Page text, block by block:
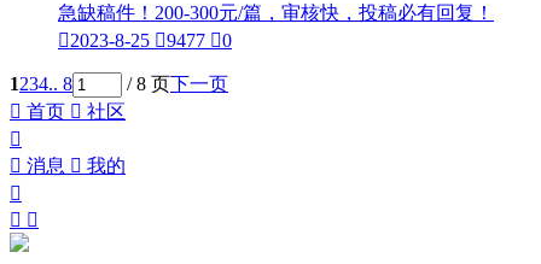
急缺稿件！200-300元/篇，审核快，投稿必有回复！
2023-8-25 9477 0
1234.. 8 / 8 页下一页
 首页  社区

 消息  我的

 